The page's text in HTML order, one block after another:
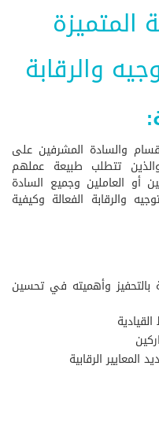
المتميزة
والرقابة
والسادة المشرفين على
تتطلب طبيعة عملهم
العاملين وجميع السادة
والرقابة الفعالة وكيفية
بالتحفيز وأهميته في تحسين
الرقابية